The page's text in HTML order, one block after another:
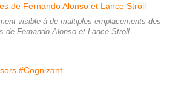
visible à de multiples emplacements des
de Fernando Alonso et Lance Stroll
#Cognizant